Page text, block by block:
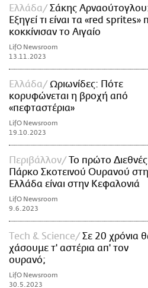
Ελλάδα
Σάκης
Εξηγεί τι είναι τα «red sprites»
κοκκίνισαν το Αιγαίο
LifO Newsroom
13.11.2023
Ελλάδα
Ωριωνίδες: Πότε
κορυφώνεται η βροχή από
«πεφταστέρια»
LifO Newsroom
19.10.2023
Περιβάλλον
Το πρώτο Διεθνές
Πάρκο Σκοτεινού Ουρανού
Ελλάδα είναι στην Κεφαλονιά
LifO Newsroom
9.6.2023
Τech & Science
Σε 20 χρόνια
χάσουμε τ' αστέρια απ' τον
ουρανό;
LifO Newsroom
30.5.2023